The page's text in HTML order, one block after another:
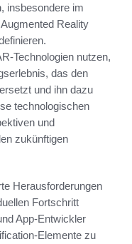
insbesondere im
Reality
Technologien nutzen,
das den
und ihn dazu
technologischen
und
zukünftigen
Herausforderungen
Fortschritt
App-Entwickler
Elemente zu